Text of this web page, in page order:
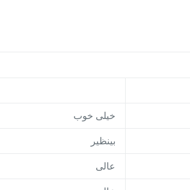
خیلی خوب
بینظیر
عالی